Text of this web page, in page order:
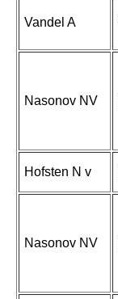
Vandel A
Nasonov NV
Hofsten N v
Nasonov NV